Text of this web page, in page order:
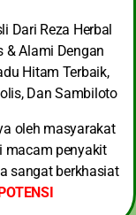
Dari Reza Herbal
& Alami Dengan
Hitam Terbaik,
Dan Sambiloto
oleh masyarakat
macam penyakit
sangat berkhasiat